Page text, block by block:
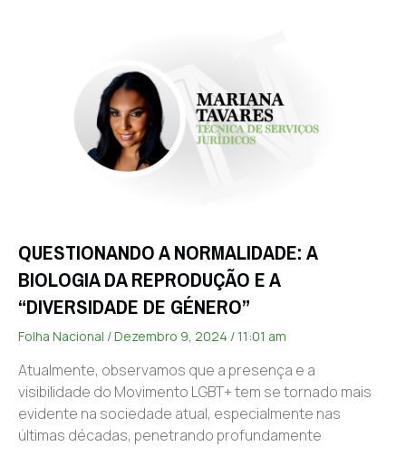
QUESTIONANDO A NORMALIDADE: A
BIOLOGIA DA REPRODUÇÃO E A
“DIVERSIDADE DE GÉNERO”
Folha Nacional Dezembro 9, 2024 11:01 am
Atualmente, observamos que a presença e a
visibilidade do Movimento LGBT+ tem se tornado mais
evidente na sociedade atual, especialmente nas
últimas décadas, penetrando profundamente